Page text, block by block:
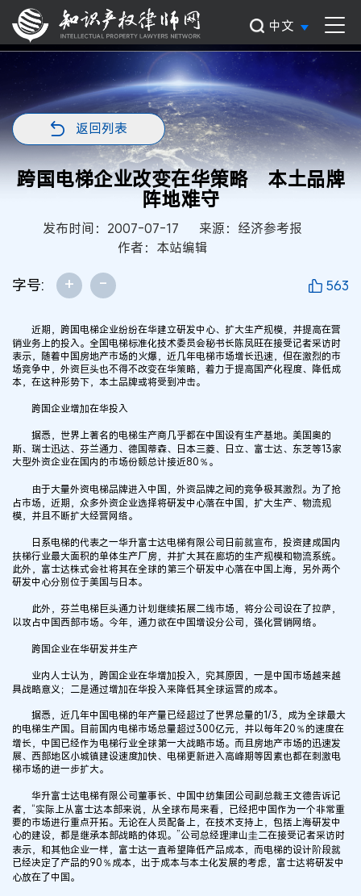
中文
返回列表
跨国电梯企业改变在华策略 本土品牌
阵地难守
发布时间：2007-07-17
来源：经济参考报
作者：本站编辑
字号: + - 563
近期，跨国电梯企业纷纷在华建立研发中心、扩大生产规模，并提高在营
销业务上的投入。全国电梯标准化技术委员会秘书长陈凤旺在接受记者采访时
表示，随着中国房地产市场的火爆，近几年电梯市场增长迅速，但在激烈的市
场竞争中，外资巨头也不得不改变在华策略，着力于提高国产化程度、降低成
本，在这种形势下，本土品牌或将受到冲击。
跨国企业增加在华投入
据悉，世界上著名的电梯生产商几乎都在中国设有生产基地。美国奥的
斯、瑞士迅达、芬兰通力、德国蒂森、日本三菱、日立、富士达、东芝等13家
大型外资企业在国内的市场份额总计接近80％。
由于大量外资电梯品牌进入中国，外资品牌之间的竞争极其激烈。为了抢
占市场，近期，众多外资企业选择将研发中心落在中国，扩大生产、物流规
模，并且不断扩大经营网络。
日系电梯的代表之一华升富士达电梯有限公司日前就宣布，投资建成国内
扶梯行业最大面积的单体生产厂房，并扩大其在廊坊的生产规模和物流系统。
此外，富士达株式会社将其在全球的第三个研发中心落在中国上海，另外两个
研发中心分别位于美国与日本。
此外，芬兰电梯巨头通力计划继续拓展二线市场，将分公司设在了拉萨，
以攻占中国西部市场。今年，通力欲在中国增设分公司，强化营销网络。
跨国企业在华研发并生产
业内人士认为，跨国企业在华增加投入，究其原因，一是中国市场越来越
具战略意义；二是通过增加在华投入来降低其全球运营的成本。
据悉，近几年中国电梯的年产量已经超过了世界总量的1/3，成为全球最大
的电梯生产国。目前国内电梯市场总量超过300亿元，并以每年20％的速度在
增长，中国已经作为电梯行业全球第一大战略市场。而且房地产市场的迅速发
展、西部地区小城镇建设速度加快、电梯更新进入高峰期等因素也都在刺激电
梯市场的进一步扩大。
华升富士达电梯有限公司董事长、中国中纺集团公司副总裁王文德告诉记
者，“实际上从富士达本部来说，从全球布局来看，已经把中国作为一个非常重
要的市场进行重点开拓。无论在人员配备上，在技术支持上，包括上海研发中
心的建设，都是继承本部战略的体现。”公司总经理津山圭二在接受记者采访时
表示，和其他企业一样，富士达一直希望降低产品成本，而电梯的设计阶段就
已经决定了产品的90％成本，出于成本与本土化发展的考虑，富士达将研发中
心放在了中国。